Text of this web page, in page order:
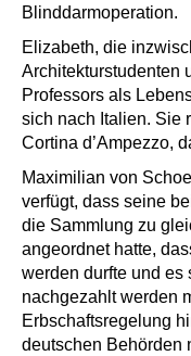
Blinddarmoperation.
Elizabeth, die
Architekturstudenten
Professors als
sich nach Italien. Sie
Cortina d’Ampezzo,
Maximilian von
verfügt, dass seine
die Sammlung zu
angeordnet hatte,
werden durfte und es
nachgezahlt werden
Erbschaftsregelung
deutschen Behörden